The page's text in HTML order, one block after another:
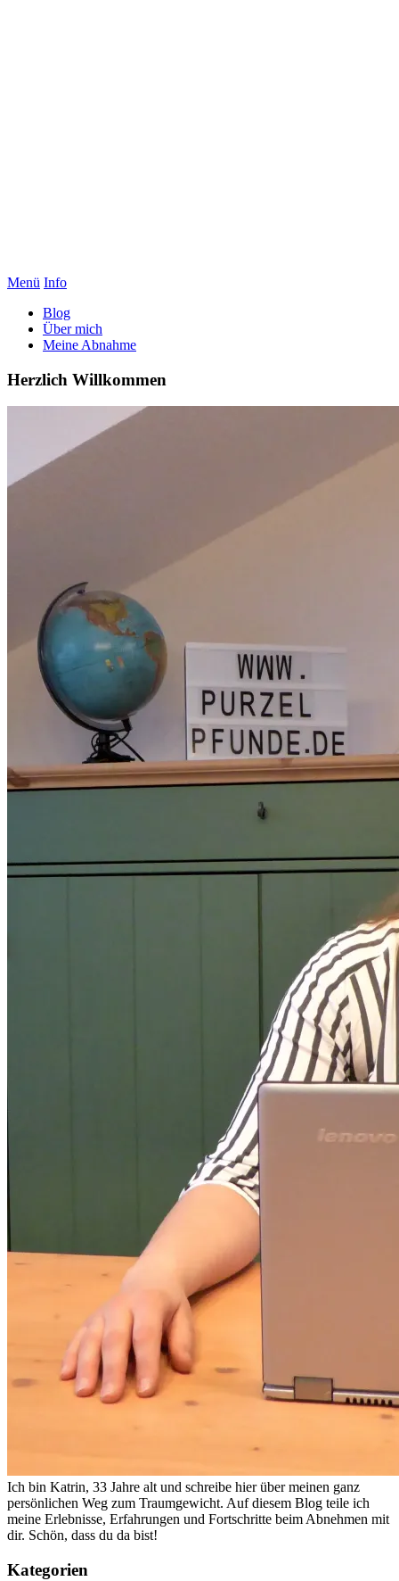
Menü Info
Blog
Über mich
Meine Abnahme
Herzlich Willkommen
Ich bin Katrin, 33 Jahre alt und schreibe hier über meinen ganz
persönlichen Weg zum Traumgewicht. Auf diesem Blog teile ich
meine Erlebnisse, Erfahrungen und Fortschritte beim Abnehmen mit
dir. Schön, dass du da bist!
Kategorien